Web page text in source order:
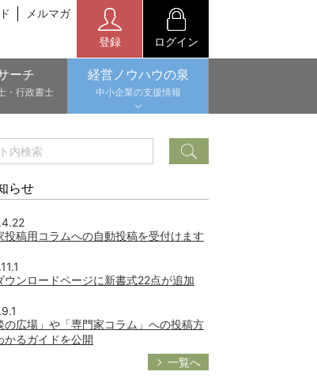
メルマガ
登録 ログイン
ーチ
・行政書士
経営ノウハウの泉
中小企業の支援情報
らせ
投稿用コラムへの自動投稿を受付けます
ウンロードページに新書式22点が追加
の広場」や「専門家コラム」への投稿方
かるガイドを公開
一覧へ